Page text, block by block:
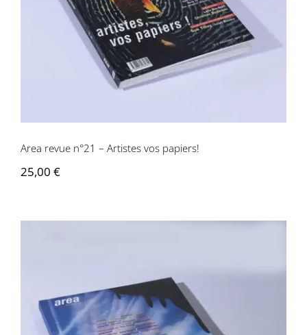
Area revue n°21 – Artistes vos papiers!
25,00 €